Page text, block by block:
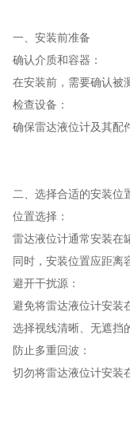
一、安装前准备
确认介质和容器：
在安装前，需要确认被
检查设备：
确保雷达液位计及其配
二、选择合适的安装位
位置选择：
雷达液位计通常安装在
同时，安装位置应距离
避开干扰源：
避免将雷达液位计安装
选择视线清晰、无遮挡
防止多重回波：
切勿将雷达液位计安装